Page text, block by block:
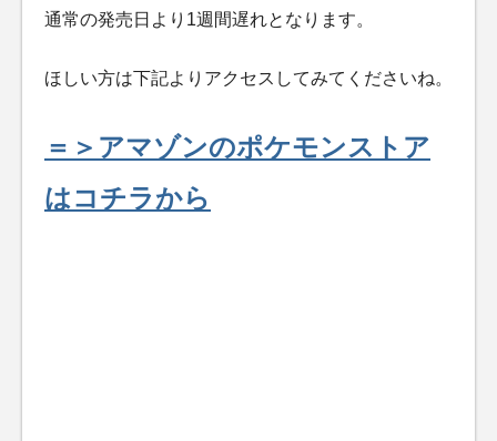
通常の発売日より1週間遅れとなります。
ほしい方は下記よりアクセスしてみてくださいね。
＝＞アマゾンのポケモンストア
はコチラから